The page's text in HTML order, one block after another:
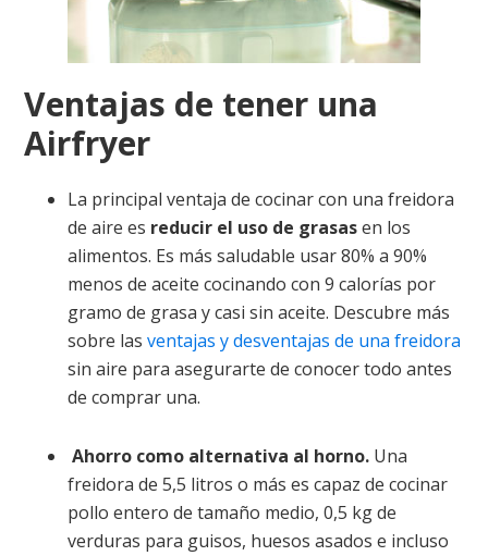
Ventajas de tener una
Airfryer
La principal ventaja de cocinar con una freidora
de aire es reducir el uso de grasasen los
alimentos. Es más saludable usar 80% a 90%
menos de aceite cocinando con 9 calorías por
gramo de grasa y casi sin aceite. Descubre más
sobre lasventajas y desventajas de una freidora
sin aire para asegurarte de conocer todo antes
de comprar una.
Ahorro como alternativa al horno. Una
freidora de 5,5 litros o más es capaz de cocinar
pollo entero de tamaño medio, 0,5 kg de
verduras para guisos, huesos asados ​​e incluso